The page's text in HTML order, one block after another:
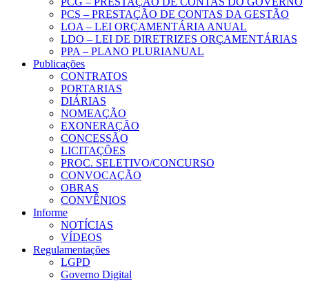
PCS – PRESTAÇÃO DE CONTAS DA GESTÃO
LOA – LEI ORÇAMENTÁRIA ANUAL
LDO – LEI DE DIRETRIZES ORÇAMENTÁRIAS
PPA – PLANO PLURIANUAL
Publicações
CONTRATOS
PORTARIAS
DIÁRIAS
NOMEAÇÃO
EXONERAÇÃO
CONCESSÃO
LICITAÇÕES
PROC. SELETIVO/CONCURSO
CONVOCAÇÃO
OBRAS
CONVÊNIOS
Informe
NOTÍCIAS
VÍDEOS
Regulamentações
LGPD
Governo Digital